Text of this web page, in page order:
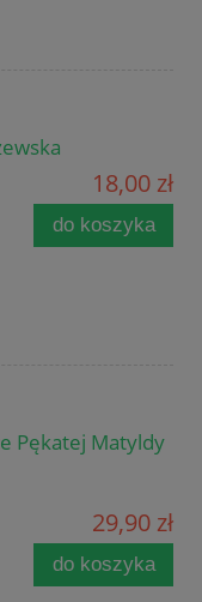
18,00 zł
do koszyka
Pękatej Matyldy
29,90 zł
do koszyka